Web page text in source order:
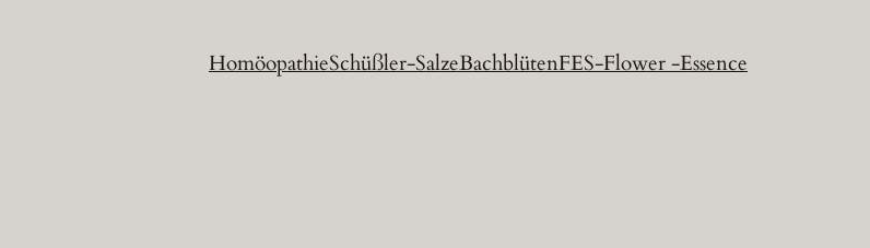
HomöopathieSchüßler-SalzeBachblütenFES-Flower -Essence